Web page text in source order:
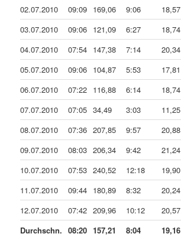
02.07.2010
09:09 169,06 9:06 18,57
03.07.2010
09:06 121,09 6:27 18,74
04.07.2010
07:54 147,38 7:14 20,34
05.07.2010
09:06 104,87 5:53 17,81
06.07.2010
07:22 116,88 6:14 18,74
07.07.2010
07:05 34,49 3:03 11,25
08.07.2010
07:36 207,85 9:57 20,88
09.07.2010
08:03 206,34 9:42 21,24
10.07.2010
07:53 240,52 12:18 19,90
11.07.2010
09:44 180,89 8:32 20,24
12.07.2010
07:42 209,96 10:12 20,57
Durchschn. 08:20 157,21 8:04 19,16